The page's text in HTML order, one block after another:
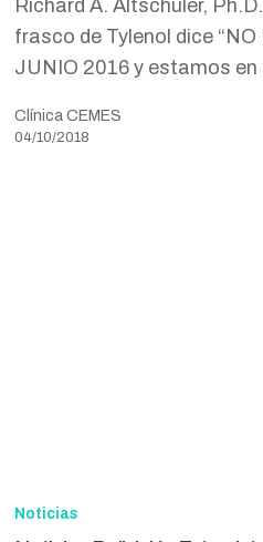
Richard A. Altschuler,
frasco de Tylenol dice
JUNIO 2016 y estamos
Clínica CEMES
04/10/2018
Bolivisión
Noticias